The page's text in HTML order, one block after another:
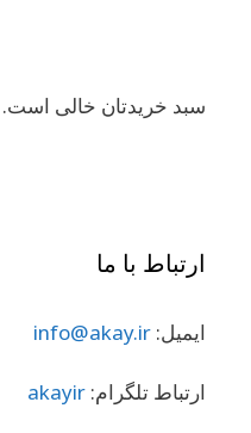
سبد خریدتان خالی است.
ارتباط با ما
ایمیل: info@akay.ir
ارتباط تلگرام: akayir